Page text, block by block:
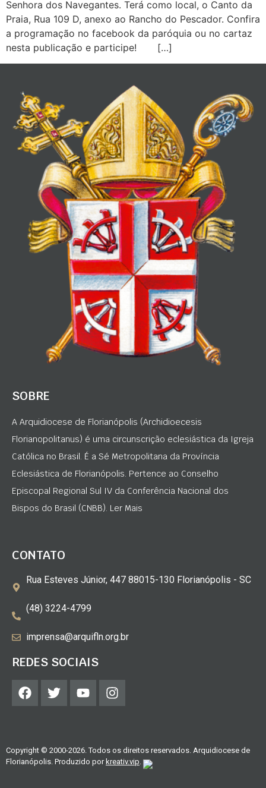
Senhora dos Navegantes. Terá como local, o Canto da
Praia, Rua 109 D, anexo ao Rancho do Pescador. Confira
a programação no facebook da paróquia ou no cartaz
nesta publicação e participe! […]
SOBRE
A Arquidiocese de Florianópolis (Archidioecesis
Florianopolitanus) é uma circunscrição eclesiástica da Igreja
Católica no Brasil. É a Sé Metropolitana da Província
Eclesiástica de Florianópolis. Pertence ao Conselho
Episcopal Regional Sul IV da Conferência Nacional dos
Bispos do Brasil (CNBB). Ler Mais
CONTATO
Rua Esteves Júnior, 447 88015-130 Florianópolis - SC
(48) 3224-4799
imprensa@arquifln.org.br
REDES SOCIAIS
Copyright © 2000-2026. Todos os direitos reservados. Arquidiocese de
Florianópolis. Produzido por kreativ.vip.